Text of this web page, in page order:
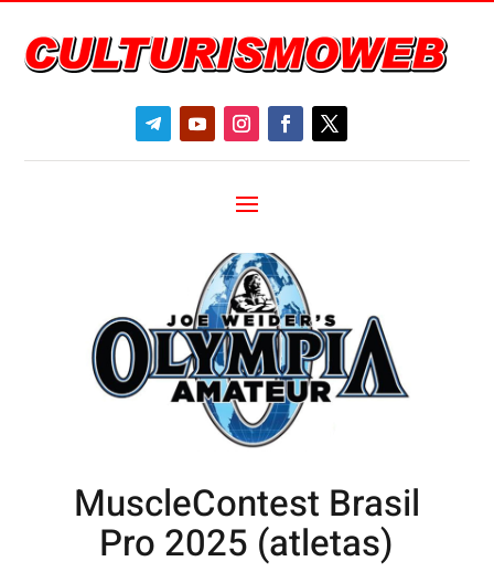
MuscleContest Brasil
Pro 2025 (atletas)